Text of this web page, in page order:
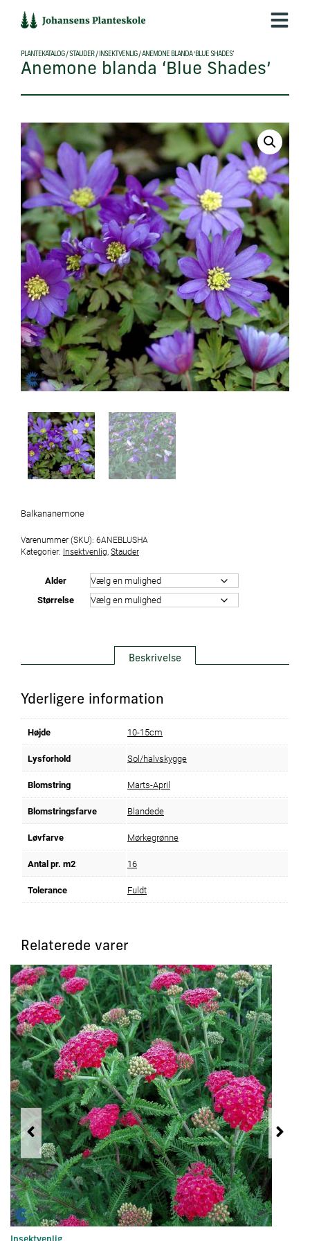
indholdet
PLANTEKATALOG/ STAUDER/ INSEKTVENLIG/ ANEMONE BLANDA ‘BLUE SHADES’
Anemone blanda ‘Blue Shades’
Balkananemone
Varenummer (SKU): 6ANEBLUSHA
Kategorier: Insektvenlig Stauder
Alder
Størrelse
Beskrivelse
Yderligere information
Højde 10-15cm
Lysforhold Sol/halvskygge
Blomstring Marts-April
Blomstringsfarve Blandede
Løvfarve Mørkegrønne
Antal pr. m2 16
Tolerance Fuldt
Relaterede varer